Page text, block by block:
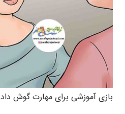
بازی آموزشی برای مهارت گوش